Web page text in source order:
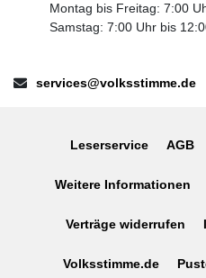
Montag bis Freitag: 7:00
Samstag: 7:00 Uhr bis
E-Mail:services@volksstimme.de
Leserservice AGB
Weitere Informationen
Verträge widerrufen
Volksstimme.de